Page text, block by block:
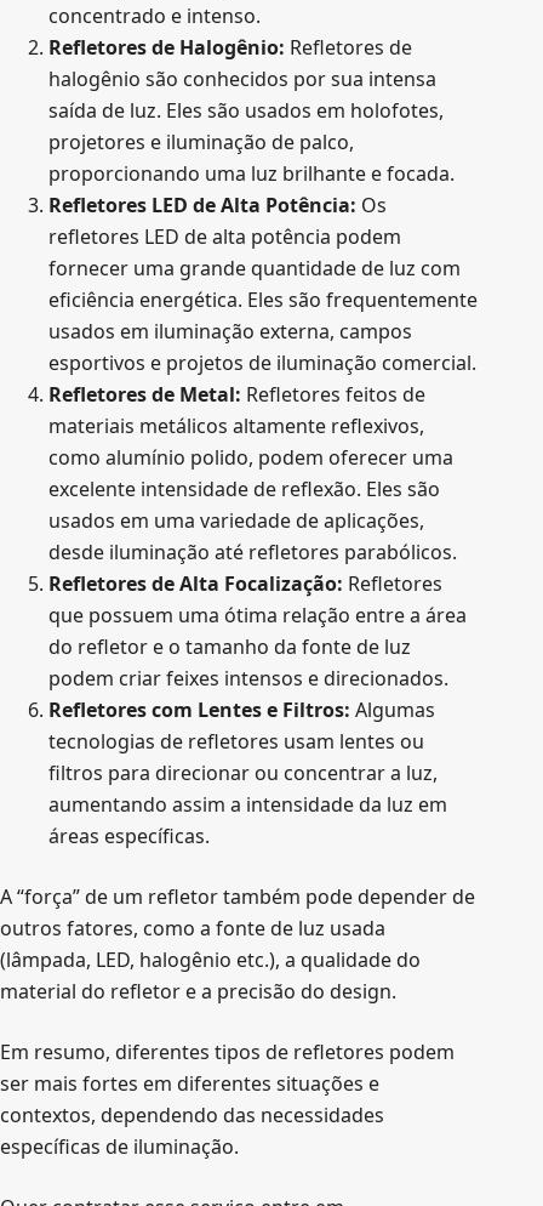
concentrado e intenso.
Refletores de Halogênio: Refletores de
halogênio são conhecidos por sua intensa
saída de luz. Eles são usados em holofotes,
projetores e iluminação de palco,
proporcionando uma luz brilhante e focada.
Refletores LED de Alta Potência: Os
refletores LED de alta potência podem
fornecer uma grande quantidade de luz com
eficiência energética. Eles são frequentemente
usados em iluminação externa, campos
esportivos e projetos de iluminação comercial.
Refletores de Metal: Refletores feitos de
materiais metálicos altamente reflexivos,
como alumínio polido, podem oferecer uma
excelente intensidade de reflexão. Eles são
usados em uma variedade de aplicações,
desde iluminação até refletores parabólicos.
Refletores de Alta Focalização: Refletores
que possuem uma ótima relação entre a área
do refletor e o tamanho da fonte de luz
podem criar feixes intensos e direcionados.
Refletores com Lentes e Filtros: Algumas
tecnologias de refletores usam lentes ou
filtros para direcionar ou concentrar a luz,
aumentando assim a intensidade da luz em
áreas específicas.
A “força” de um refletor também pode depender de
outros fatores, como a fonte de luz usada
(lâmpada, LED, halogênio etc.), a qualidade do
material do refletor e a precisão do design.
Em resumo, diferentes tipos de refletores podem
ser mais fortes em diferentes situações e
contextos, dependendo das necessidades
específicas de iluminação.